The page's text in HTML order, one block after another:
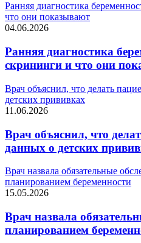
Ранняя диагностика
что они показывают
04.06.2026
Ранняя диагностика
скрининги и что они
Врач объяснил, что делать
детских прививках
11.06.2026
Врач объяснил, что
данных о детских
Врач назвала обязательные
планированием беременности
15.05.2026
Врач назвала
планированием